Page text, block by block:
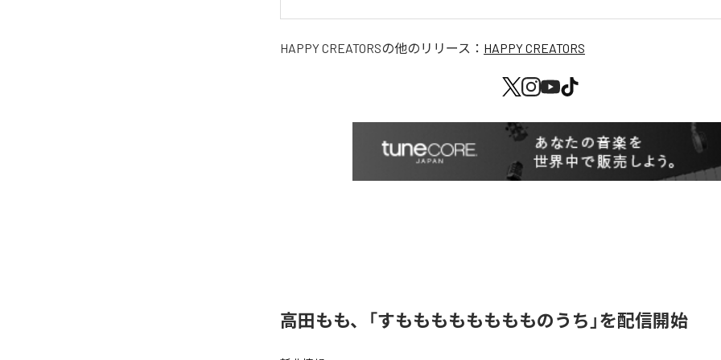
HAPPY CREATORSの他のリリース： HAPPY CREATORS
高田もも、「すもももももももものうち」を配信開始